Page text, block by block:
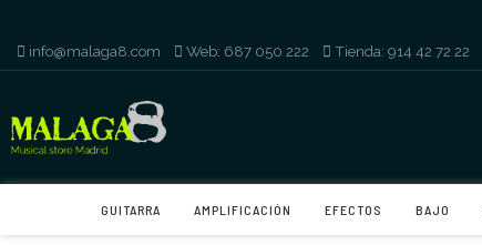
info@malaga8.com Web: 687 050 222 Tienda: 914 42 72 22
GUITARRA AMPLIFICACIÓN EFECTOS BAJO